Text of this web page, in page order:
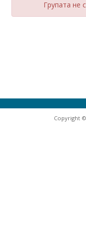
Групата не
Copyright ©